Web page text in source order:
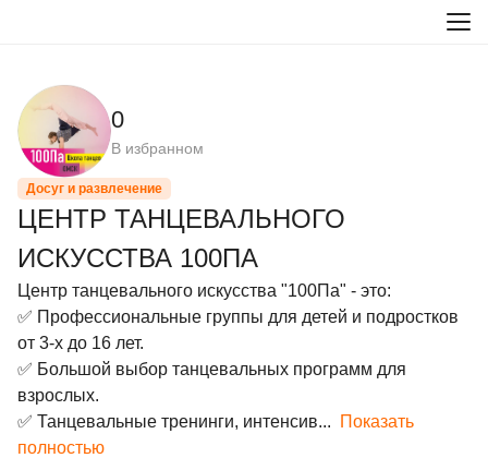
0
В избранном
Досуг и развлечение
ЦЕНТР ТАНЦЕВАЛЬНОГО
ИСКУССТВА 100ПА
Центр танцевального искусства "100Па" - это:
✅ Профессиональные группы для детей и подростков
от 3-х до 16 лет.
✅ Большой выбор танцевальных программ для
взрослых.
✅ Танцевальные тренинги, интенсив... Показать
полностью